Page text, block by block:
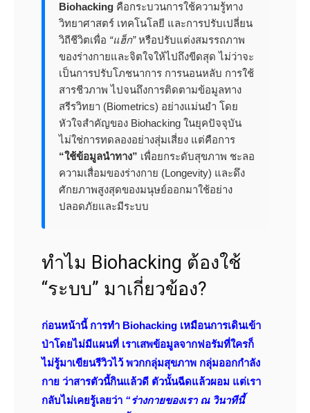
Biohacking คือกระบวนการใช้ความรู้ทาง
วิทยาศาสตร์ เทคโนโลยี และการปรับเปลี่ยน
วิถีชีวิตเพื่อ “แฮ็ก”หรือปรับแต่งสมรรถภาพ
ของร่างกายและจิตใจให้ไปถึงขีดสุด ไม่ว่าจะ
เป็นการปรับโภชนาการ การนอนหลับ การใช้
สารชีวภาพ ไปจนถึงการติดตามข้อมูลทาง
สรีรวิทยา (Biometrics) อย่างแม่นยำ โดย
หัวใจสำคัญของ Biohacking ในยุคปัจจุบัน
ไม่ใช่การทดลองอย่างสุ่มเสี่ยง แต่คือการ
“ใช้ข้อมูลนำทาง” เพื่อยกระดับสุขภาพ ชะลอ
ความเสื่อมของร่างกาย (Longevity) และดึง
ศักยภาพสูงสุดของมนุษย์ออกมาใช้อย่าง
ปลอดภัยและมีระบบ
ทำไม Biohacking ต้องใช้
“ระบบ” มาเกี่ยวข้อง?
ก่อนหน้านี้ การทำ Biohacking เหมือนการเดินเข้า
ป่าโดยไม่มีแผนที่ เราเสพข้อมูลจากฟอรัมที่ใครก็
ไม่รู้มาเขียนรีวิวไว้ พวกกลุ่มสุขภาพ กลุ่มออกกำลัง
กาย ว่าสารตัวนี้กินแล้วดี ตัวนั้นฉีดแล้วผอม แต่เรา
กลับไม่เคยรู้เลยว่า “ร่างกายของเรา ณ วินาทีนี้